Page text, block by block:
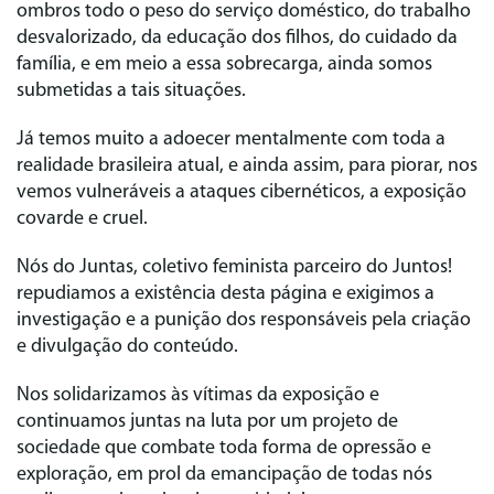
ombros todo o peso do serviço doméstico, do trabalho
desvalorizado, da educação dos filhos, do cuidado da
família, e em meio a essa sobrecarga, ainda somos
submetidas a tais situações.
Já temos muito a adoecer mentalmente com toda a
realidade brasileira atual, e ainda assim, para piorar, nos
vemos vulneráveis a ataques cibernéticos, a exposição
covarde e cruel.
Nós do Juntas, coletivo feminista parceiro do Juntos!
repudiamos a existência desta página e exigimos a
investigação e a punição dos responsáveis pela criação
e divulgação do conteúdo.
Nos solidarizamos às vítimas da exposição e
continuamos juntas na luta por um projeto de
sociedade que combate toda forma de opressão e
exploração, em prol da emancipação de todas nós